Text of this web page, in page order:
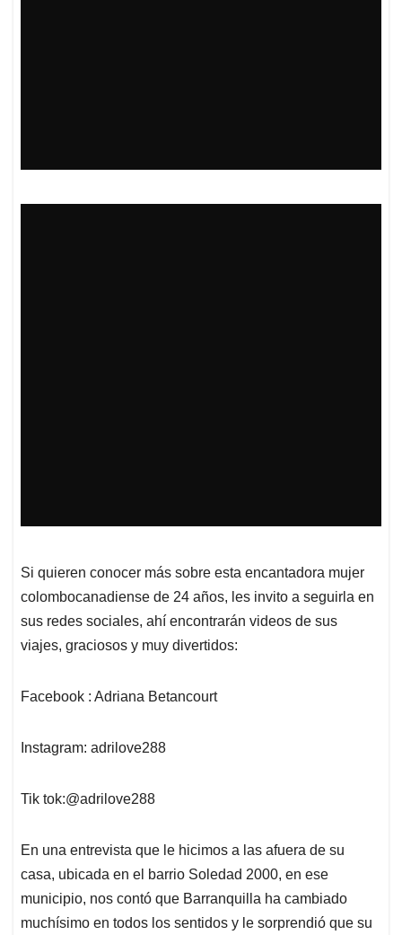
Si quieren conocer más sobre esta encantadora mujer
colombocanadiense de 24 años, les invito a seguirla en
sus redes sociales, ahí encontrarán videos de sus
viajes, graciosos y muy divertidos:
Facebook : Adriana Betancourt
Instagram: adrilove288
Tik tok:@adrilove288
En una entrevista que le hicimos a las afuera de su
casa, ubicada en el barrio Soledad 2000, en ese
municipio, nos contó que Barranquilla ha cambiado
muchísimo en todos los sentidos y le sorprendió que su